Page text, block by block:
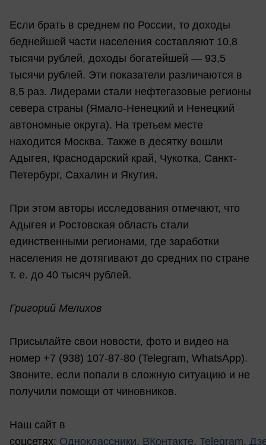
Если брать в среднем по России, то доходы
беднейшей части населения составляют 10,8
тысячи рублей, доходы богатейшей — 93,5
тысячи рублей. Эти показатели различаются в
8,5 раз. Лидерами стали нефтегазовые регионы
севера страны (Ямало-Ненецкий и Ненецкий
автономные округа). На третьем месте
находится Москва. Также в десятку вошли
Адыгея, Краснодарский край, Чукотка, Санкт-
Петербург, Сахалин и Якутия.
При этом авторы исследования отмечают, что
Адыгея и Ростовская область стали
единственными регионами, где заработки
населения не дотягивают до средних по стране
т. е. до 40 тысяч рублей.
Григорий Мелихов
Присылайте свои новости, фото и видео на
номер +7 (938) 107-87-80 (Telegram, WhatsApp).
Звоните, если попали в сложную ситуацию и не
получили помощи от чиновников.
Наш сайт в
соцсетях: Одноклассники, ВКонтакте, Telegram,